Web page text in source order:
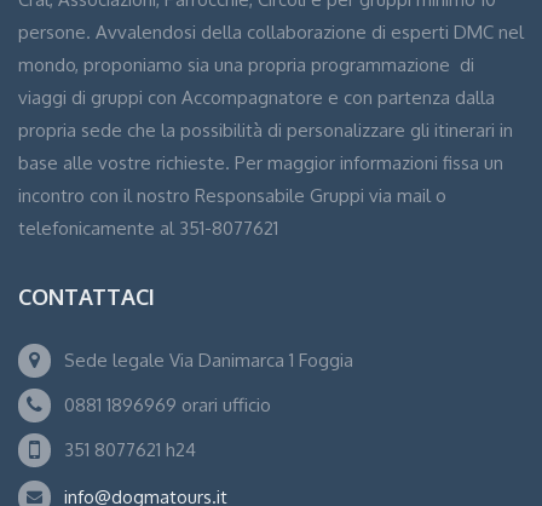
persone. Avvalendosi della collaborazione di esperti DMC nel
mondo, proponiamo sia una propria programmazione di
viaggi di gruppi con Accompagnatore e con partenza dalla
propria sede che la possibilità di personalizzare gli itinerari in
base alle vostre richieste. Per maggior informazioni fissa un
incontro con il nostro Responsabile Gruppi via mail o
telefonicamente al 351-8077621
CONTATTACI
Sede legale Via Danimarca 1 Foggia
0881 1896969 orari ufficio
351 8077621 h24
info@dogmatours.it